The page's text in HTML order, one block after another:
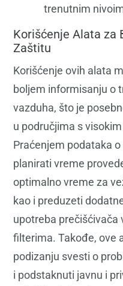
trenutnim
Korišćenje Alata za
Zaštitu
Korišćenje ovih alata
boljem informisanju o
vazduha, što je
u područjima s
Praćenjem podataka
planirati vreme
optimalno vreme za
kao i preduzeti
upotreba prečišćivača
filterima. Takođe, ove
podizanju svesti o
i podstaknuti javnu i